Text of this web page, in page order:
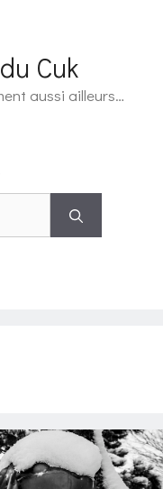
Cuk
aussi ailleurs…